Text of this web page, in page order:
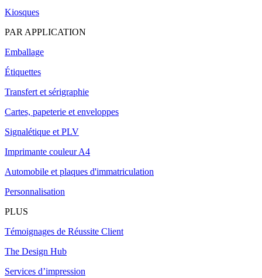
Kiosques
PAR APPLICATION
Emballage
Étiquettes
Transfert et sérigraphie
Cartes, papeterie et enveloppes
Signalétique et PLV
Imprimante couleur A4
Automobile et plaques d'immatriculation
Personnalisation
PLUS
Témoignages de Réussite Client
The Design Hub
Services d’impression